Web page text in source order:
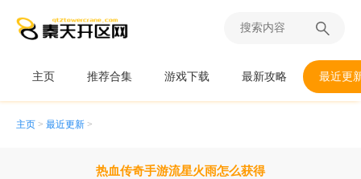
主页 推荐合集 游戏下载 最新攻略 最近更
主页 > 最近更新 >
热血传奇手游流星火雨怎么获得